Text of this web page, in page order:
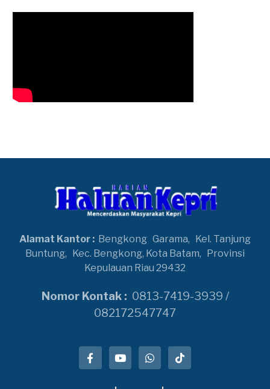
Alamat Kantor : Bengkong Garama,
Kel. Tanjung
Buntung,
Kec. Bengkong, Kota Batam,
Provinsi
Kepulauan Riau 29432
Nomor Kontak : 0813-7419-3939 /
082172547747